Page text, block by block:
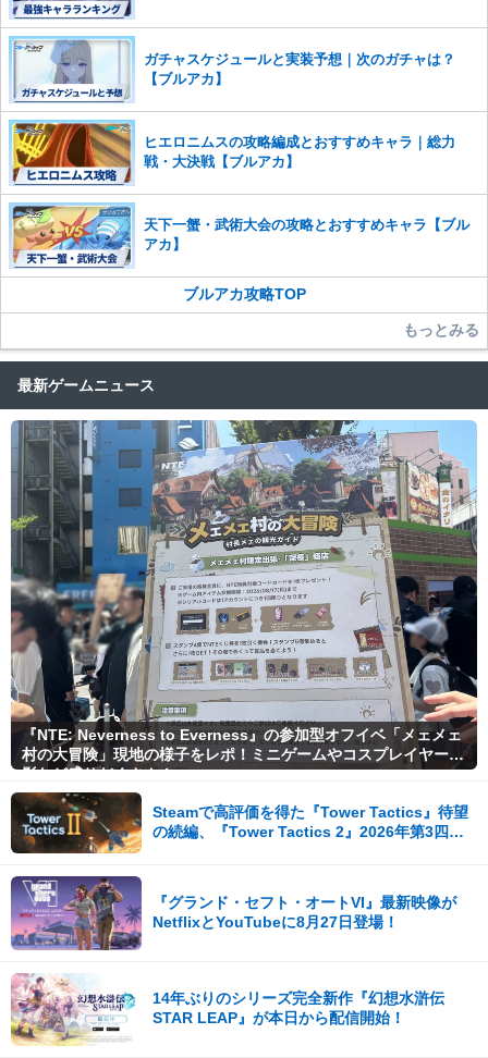
かじめご理解くださいませ。
ガチャスケジュールと実装予想｜次のガチャは？
【ブルアカ】
ヒエロニムスの攻略編成とおすすめキャラ｜総力
戦・大決戦【ブルアカ】
天下一蟹・武術大会の攻略とおすすめキャラ【ブル
アカ】
ブルアカ攻略TOP
もっとみる
最新ゲームニュース
『NTE: Neverness to Everness』の参加型オフイベ「メェメェ
村の大冒険」現地の様子をレポ！ミニゲームやコスプレイヤー撮
影など盛りだくさん！
Steamで高評価を得た『Tower Tactics』待望
の続編、『Tower Tactics 2』2026年第3四半
『グランド・セフト・オートVI』最新映像が
NetflixとYouTubeに8月27日登場！
14年ぶりのシリーズ完全新作『幻想水滸伝
STAR LEAP』が本日から配信開始！